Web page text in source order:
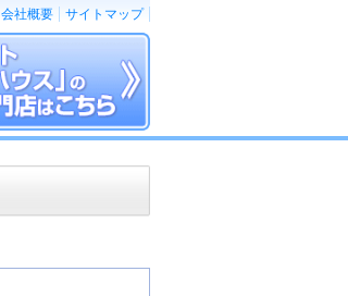
会社概要 サイトマップ